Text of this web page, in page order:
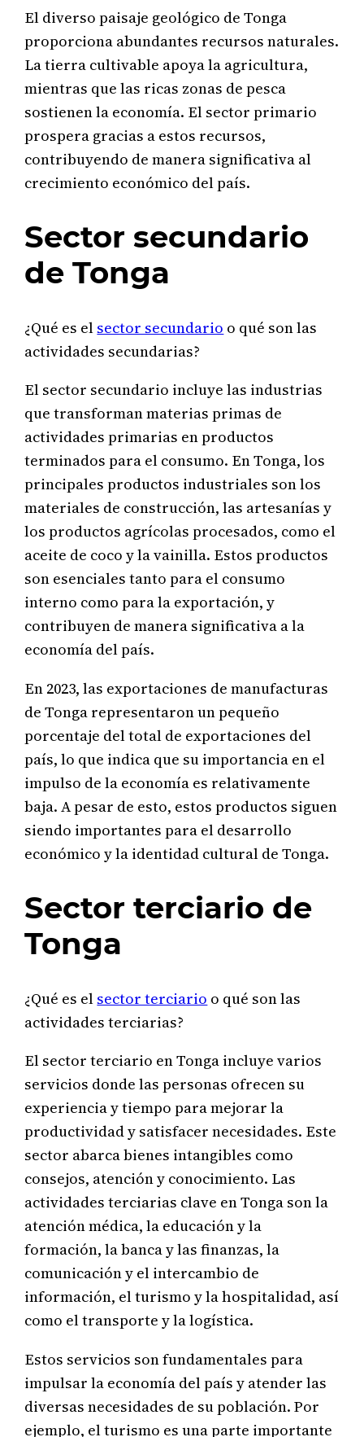
El diverso paisaje geológico de Tonga
proporciona abundantes recursos naturales.
La tierra cultivable apoya la agricultura,
mientras que las ricas zonas de pesca
sostienen la economía. El sector primario
prospera gracias a estos recursos,
contribuyendo de manera significativa al
crecimiento económico del país.
Sector secundario
de Tonga
¿Qué es el sector secundario o qué son las
actividades secundarias?
El sector secundario incluye las industrias
que transforman materias primas de
actividades primarias en productos
terminados para el consumo. En Tonga, los
principales productos industriales son los
materiales de construcción, las artesanías y
los productos agrícolas procesados, como el
aceite de coco y la vainilla. Estos productos
son esenciales tanto para el consumo
interno como para la exportación, y
contribuyen de manera significativa a la
economía del país.
En 2023, las exportaciones de manufacturas
de Tonga representaron un pequeño
porcentaje del total de exportaciones del
país, lo que indica que su importancia en el
impulso de la economía es relativamente
baja. A pesar de esto, estos productos siguen
siendo importantes para el desarrollo
económico y la identidad cultural de Tonga.
Sector terciario de
Tonga
¿Qué es el sector terciario o qué son las
actividades terciarias?
El sector terciario en Tonga incluye varios
servicios donde las personas ofrecen su
experiencia y tiempo para mejorar la
productividad y satisfacer necesidades. Este
sector abarca bienes intangibles como
consejos, atención y conocimiento. Las
actividades terciarias clave en Tonga son la
atención médica, la educación y la
formación, la banca y las finanzas, la
comunicación y el intercambio de
información, el turismo y la hospitalidad, así
como el transporte y la logística.
Estos servicios son fundamentales para
impulsar la economía del país y atender las
diversas necesidades de su población. Por
ejemplo, el turismo es una parte importante